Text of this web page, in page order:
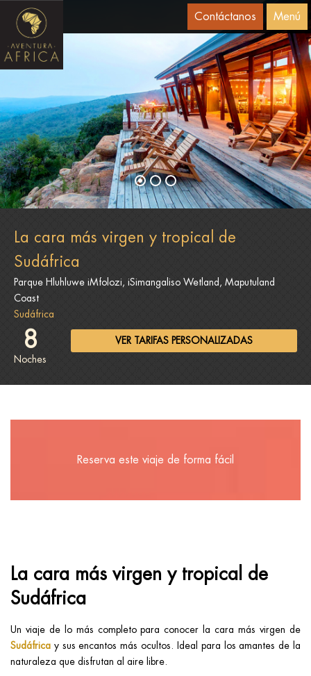
Contáctanos Menú
La cara más virgen y tropical de
Sudáfrica
Parque Hluhluwe iMfolozi, iSimangaliso Wetland, Maputuland
Coast
Sudáfrica
8
Noches
VER TARIFAS PERSONALIZADAS
Reserva este viaje de forma fácil
La cara más virgen y tropical de
Sudáfrica
Un viaje de lo más completo para conocer la cara más virgen de
Sudáfrica y sus encantos más ocultos. Ideal para los amantes de la
naturaleza que disfrutan al aire libre.